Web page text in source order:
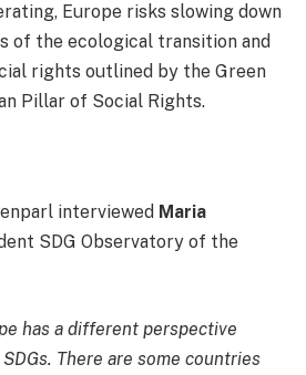
Europe risks slowing down
of the ecological transition and
rights outlined by the Green
Pillar of Social Rights.
interviewed Maria
SDG Observatory of the
has a different perspective
There are some countries